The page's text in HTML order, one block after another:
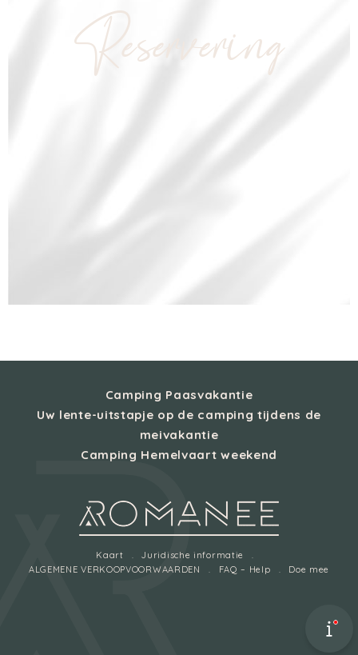
Reservering
Camping Paasvakantie
Uw lente-uitstapje op de camping tijdens de
meivakantie
Camping Hemelvaart weekend
Kaart
Juridische informatie
ALGEMENE VERKOOPVOORWAARDEN
FAQ – Help Doe mee